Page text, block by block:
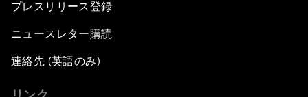
プレスリリース登録
ニュースレター購読
連絡先 (英語のみ)